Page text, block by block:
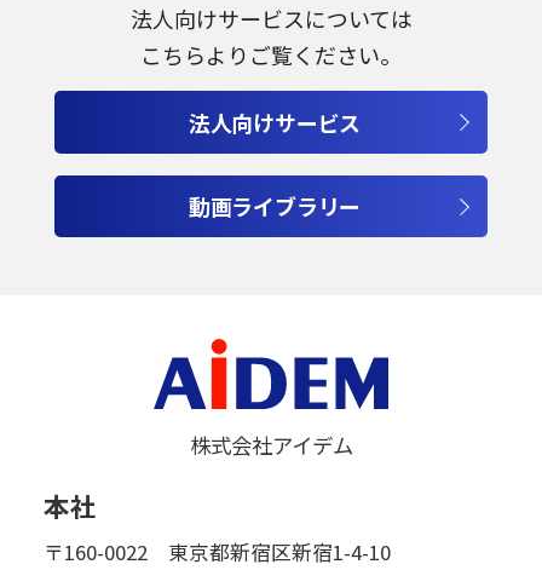
法人向けサービスについては
こちらよりご覧ください。
法人向けサービス
動画ライブラリー
株式会社アイデム
本社
〒160-0022 東京都新宿区新宿1-4-10